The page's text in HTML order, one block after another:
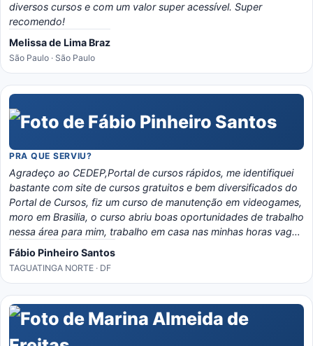
diversos cursos e com um valor super acessível. Super
recomendo!
Melissa de Lima Braz
São Paulo · São Paulo
PRA QUE SERVIU?
Agradeço ao CEDEP,Portal de cursos rápidos, me identifiquei
bastante com site de cursos gratuitos e bem diversificados do
Portal de Cursos, fiz um curso de manutenção em videogames,
moro em Brasilia, o curso abriu boas oportunidades de trabalho
nessa área para mim, trabalho em casa nas minhas horas vagas
e o material é bem eladorado, separado por temas e matérias,
recomendo o portal, é instrutivo e traz conhecimento certo!
Fábio Pinheiro Santos
TAGUATINGA NORTE · DF